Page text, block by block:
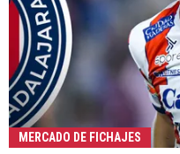
MERCADO DE FICHAJES